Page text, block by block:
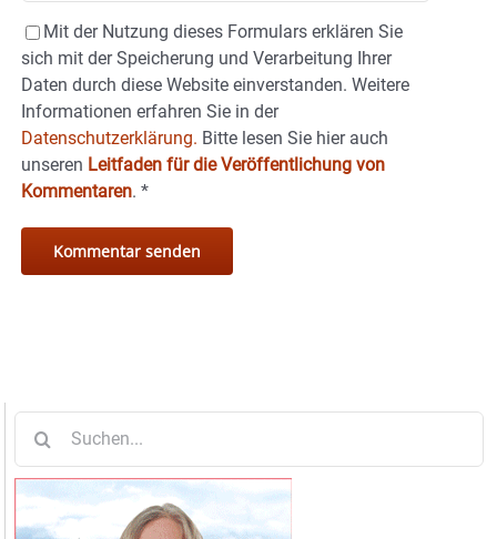
Mit der Nutzung dieses Formulars erklären Sie
sich mit der Speicherung und Verarbeitung Ihrer
Daten durch diese Website einverstanden. Weitere
Informationen erfahren Sie in der
Datenschutzerklärung. Bitte lesen Sie hier auch
unseren Leitfaden für die Veröffentlichung von
Kommentaren. *
nach: